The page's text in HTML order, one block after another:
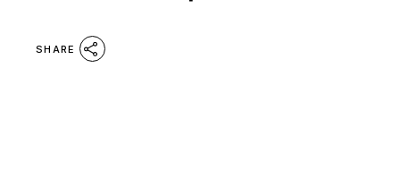
SHARE